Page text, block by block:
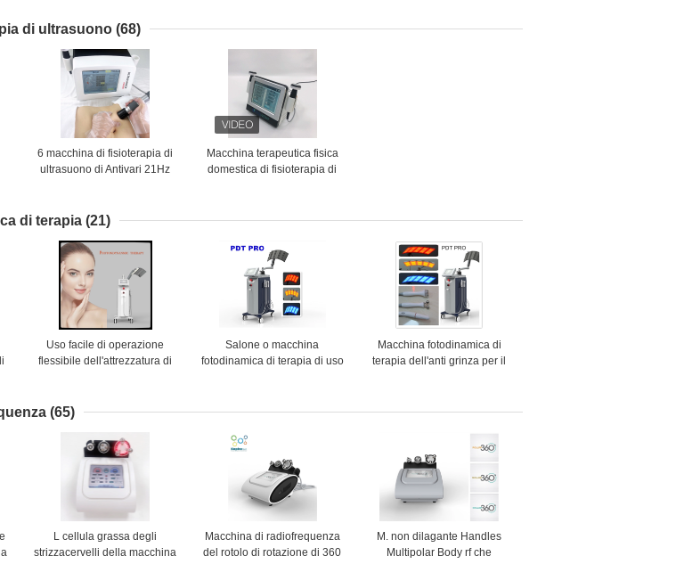
di ultrasuono (68)
6 macchina di fisioterapia di
ultrasuono di Antivari 21Hz
Macchina terapeutica fisica
domestica di fisioterapia di
di terapia (21)
Uso facile di operazione
flessibile dell'attrezzatura di
mensola
Salone o macchina
fotodinamica di terapia di uso
indolore
Macchina fotodinamica di
terapia dell'anti grinza per il
(65)
L cellula grassa degli
strizzacervelli della macchina
Macchina di radiofrequenza
del rotolo di rotazione di 360
M. non dilagante Handles
Multipolar Body rf che